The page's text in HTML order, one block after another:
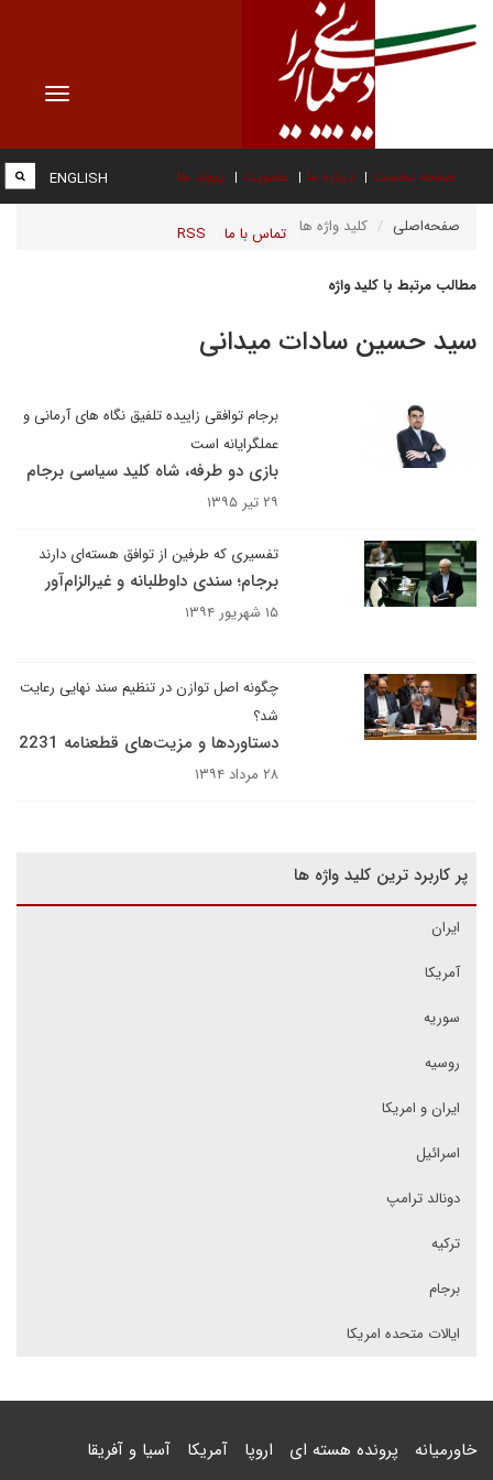
Toggle
صفحه نخست درباره ما عضویت پیوند ها
تماس با ما RSS
ENGLISH
صفحه‌اصلی کلید واژه ها
مطالب مرتبط با کلید واژه
سید حسین سادات میدانی
برجام توافقی زاییده تلفیق نگاه های آرمانی و
عملگرایانه است
بازی دو طرفه، شاه کلید سیاسی برجام
۲۹ تیر ۱۳۹۵
تفسیری که طرفین از توافق هسته‌ای دارند
برجام؛ سندی داوطلبانه و غیرالزام‌آور
۱۵ شهریور ۱۳۹۴
چگونه اصل توازن در تنظیم سند نهایی رعایت
شد؟
دستاوردها و مزیت‌های قطعنامه 2231
۲۸ مرداد ۱۳۹۴
پر کاربرد ترین کلید واژه ها
ایران
آمریکا
سوریه
روسیه
ایران و امریکا
اسرائیل
دونالد ترامپ
ترکیه
برجام
ایالات متحده امریکا
خاورمیانه پرونده هسته ای اروپا آمریکا آسیا و آفریقا